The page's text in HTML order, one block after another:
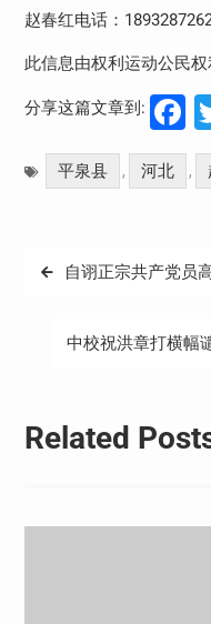
赵春红电话：
此信息由权利运动公民
分享这篇文章到:
平泉县 , 河北 ,
文
自诩正宗共产党员
中校祝洪章打横幅
Related